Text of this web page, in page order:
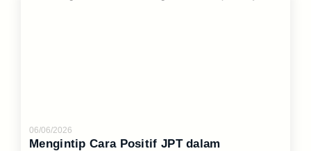
06/06/2026
Mengintip Cara Positif JPT dalam